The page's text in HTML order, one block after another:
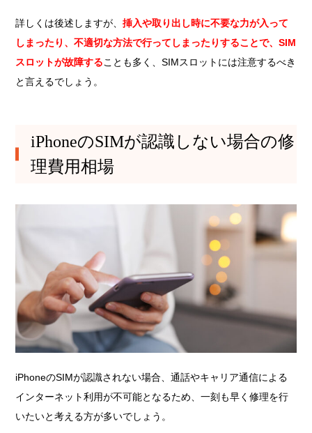
詳しくは後述しますが、挿入や取り出し時に不要な力が入って
しまったり、不適切な方法で行ってしまったりすることで、SIM
スロットが故障することも多く、SIMスロットには注意するべき
と言えるでしょう。
iPhoneのSIMが認識しない場合の修
理費用相場
iPhoneのSIMが認識されない場合、通話やキャリア通信による
インターネット利用が不可能となるため、一刻も早く修理を行
いたいと考える方が多いでしょう。